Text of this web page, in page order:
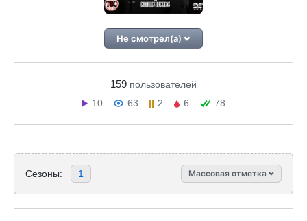
Не смотрел(а)
159 пользователей
10
63 2 6 78
Сезоны: 1 Массовая отметка